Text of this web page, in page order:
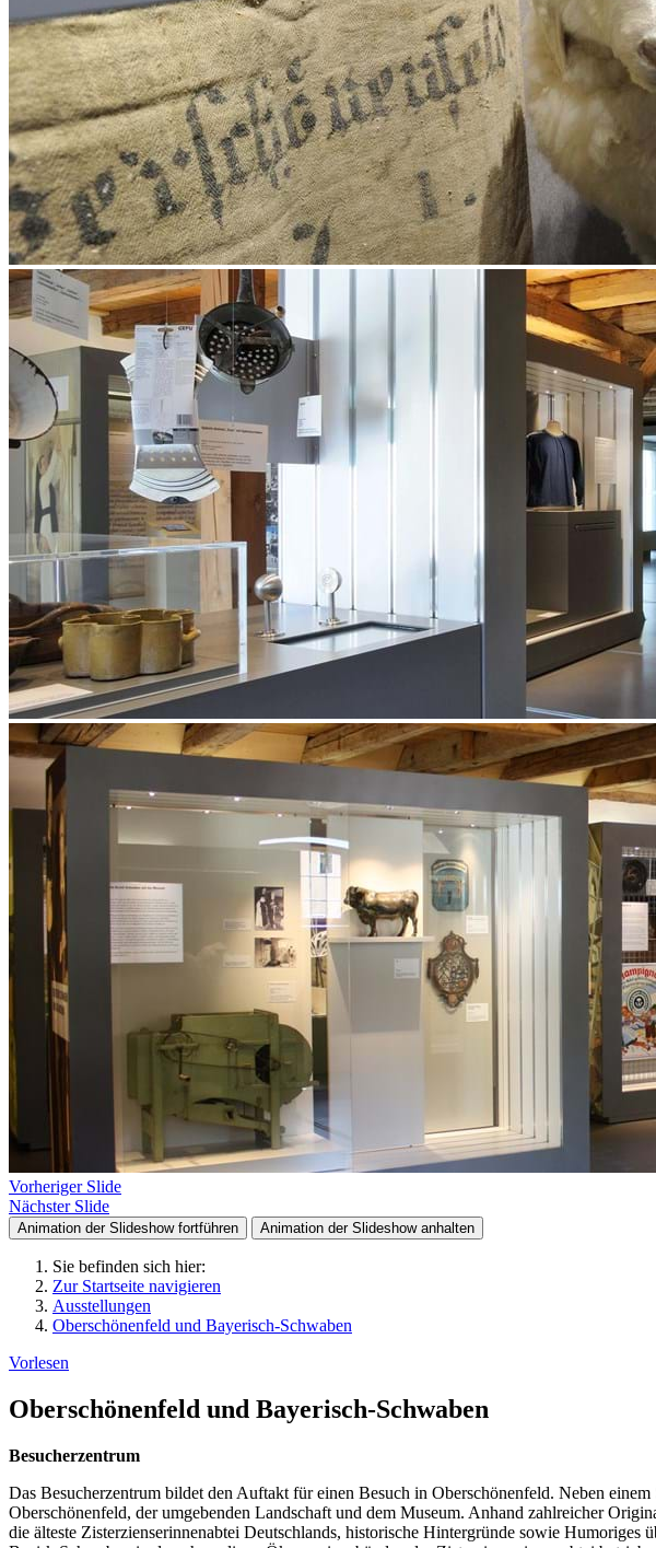
Vorheriger Slide
Nächster Slide
Animation der Slideshow fortführen Animation der Slideshow anhalten
Sie befinden sich hier:
Zur Startseite navigieren
Ausstellungen
Oberschönenfeld und Bayerisch-Schwaben
Vorlesen
Oberschönenfeld und Bayerisch-Schwaben
Besucherzentrum
Das Besucherzentrum bildet den Auftakt für einen Besuch in Oberschönenfeld. Neben
Oberschönenfeld, der umgebenden Landschaft und dem Museum. Anhand zahlreicher
die älteste Zisterzienserinnenabtei Deutschlands, historische Hintergründe sowie